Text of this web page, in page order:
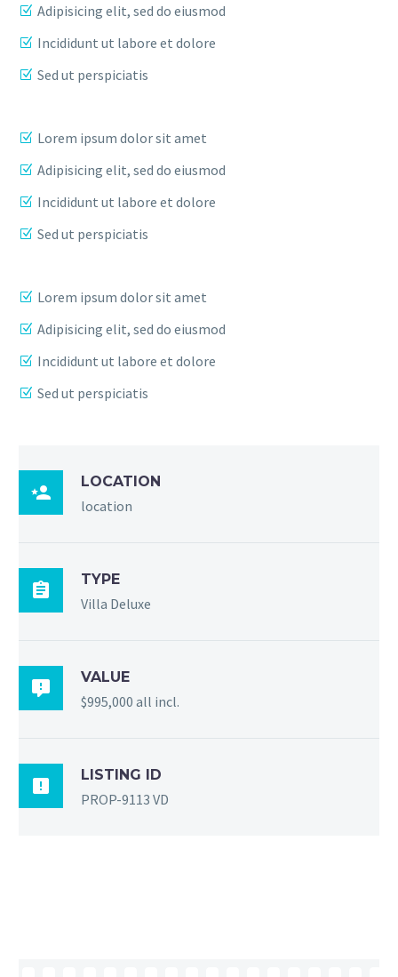
Adipisicing elit, sed do eiusmod
Incididunt ut labore et dolore
Sed ut perspiciatis
Lorem ipsum dolor sit amet
Adipisicing elit, sed do eiusmod
Incididunt ut labore et dolore
Sed ut perspiciatis
Lorem ipsum dolor sit amet
Adipisicing elit, sed do eiusmod
Incididunt ut labore et dolore
Sed ut perspiciatis

LOCATION
location

TYPE
Villa Deluxe

VALUE
$995,000 all incl.

LISTING ID
PROP-9113 VD